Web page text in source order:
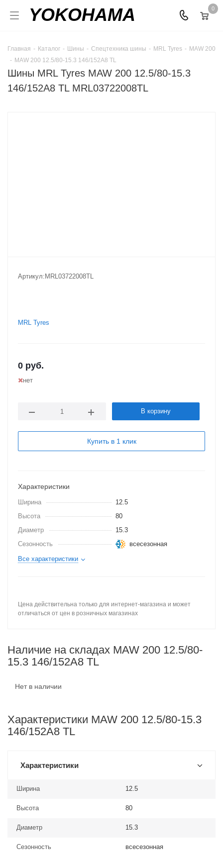
YOKOHAMA 0
Главная - Каталог - Шины - Спецтехника шины - MRL Tyres - MAW 200
- MAW 200 12.5/80-15.3 146/152A8 TL
Шины MRL Tyres MAW 200 12.5/80-15.3
146/152A8 TL MRL03722008TL
Артикул: MRL03722008TL
MRL Tyres
0 руб.
нет
В корзину
Купить в 1 клик
Характеристики
Ширина
12.5
Высота
80
Диаметр
15.3
Сезонность
всесезонная
Все характеристики
Цена действительна только для интернет-магазина и может
отличаться от цен в розничных магазинах
Наличие на складах MAW 200 12.5/80-
15.3 146/152A8 TL
Нет в наличии
Характеристики MAW 200 12.5/80-15.3
146/152A8 TL
Характеристики
Ширина 12.5
Высота 80
Диаметр 15.3
Сезонность всесезонная